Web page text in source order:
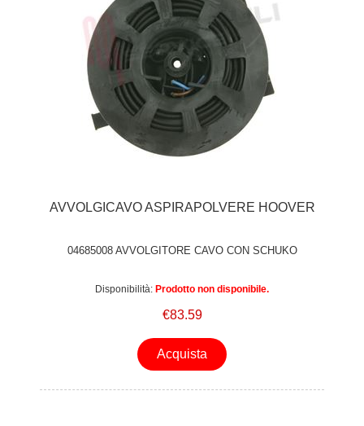
AVVOLGICAVO ASPIRAPOLVERE HOOVER
04685008 AVVOLGITORE CAVO CON SCHUKO
Disponibilità: Prodotto non disponibile.
€83.59
Acquista